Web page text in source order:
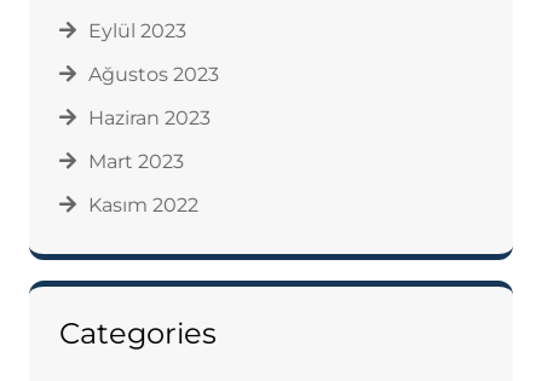
Eylül 2023
Ağustos 2023
Haziran 2023
Mart 2023
Kasım 2022
Categories